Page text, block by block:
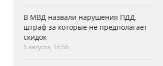
В МВД назвали нарушения ПДД,
штраф за которые не предполагает
скидок
5 августа, 16:56